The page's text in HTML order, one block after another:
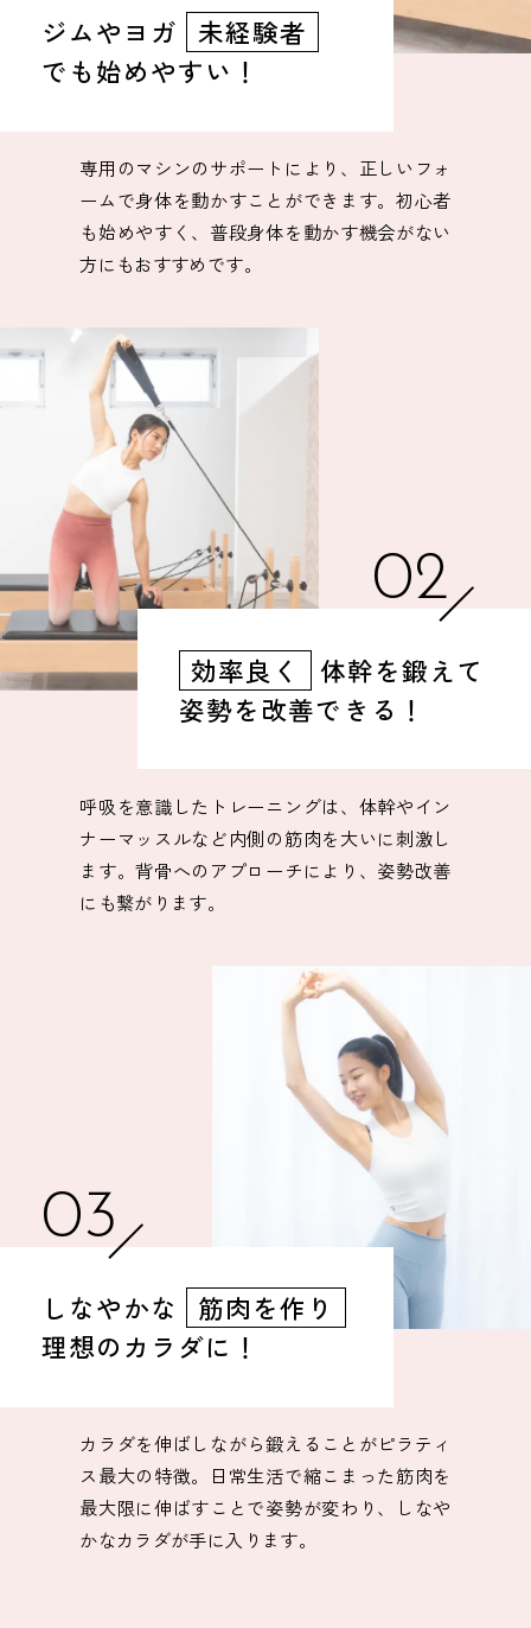
ジムやヨガ
未経験者
でも始めやすい！
専用のマシンのサポートにより、正しいフォ
ームで身体を動かすことができます。初心者
も始めやすく、普段身体を動かす機会がない
方にもおすすめです。
02
効率良く
体幹を鍛えて
姿勢を改善できる！
呼吸を意識したトレーニングは、体幹やイン
ナーマッスルなど内側の筋肉を大いに刺激し
ます。背骨へのアプローチにより、姿勢改善
にも繋がります。
03
しなやかな
筋肉を作り
理想のカラダに！
カラダを伸ばしながら鍛えることがピラティ
ス最大の特徴。日常生活で縮こまった筋肉を
最大限に伸ばすことで姿勢が変わり、しなや
かなカラダが手に入ります。